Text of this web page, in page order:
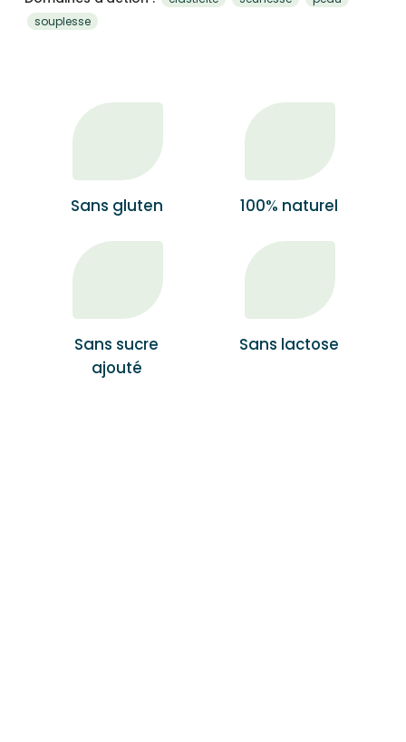
souplesse
Sans gluten 100% naturel
Sans sucre
ajouté
Sans lactose